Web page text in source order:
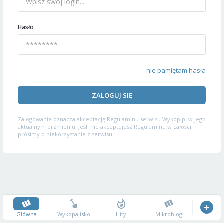
Hasło
nie pamiętam hasła
ZALOGUJ SIĘ
Zalogowanie oznacza akceptację Regulaminu serwisu Wykop.pl w jego
aktualnym brzmieniu. Jeśli nie akceptujesz Regulaminu w całości,
prosimy o niekorzystanie z serwisu.
Główna Wykopalisko Hity Mikroblog